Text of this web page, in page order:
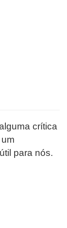
crítica
para nós.